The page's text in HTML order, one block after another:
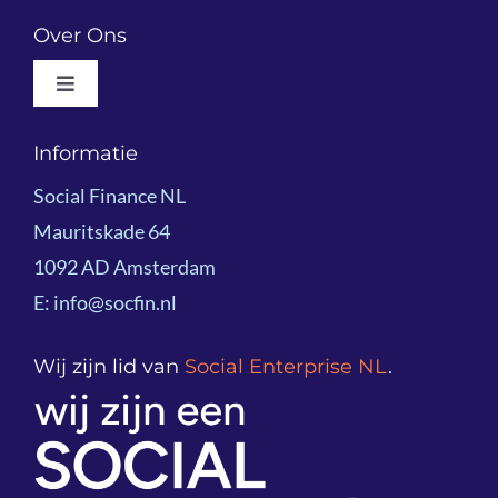
Wat We Doen
Resultaatgericht Financieren
Kennisdeling
Onze klanten
Podcast
Over Ons
Toggle
Wie We Zijn
Bestuur
Partners
Informatie
Social Finance NL
Mauritskade 64
1092 AD Amsterdam
E: info@socfin.nl
Wij zijn lid van Social Enterprise NL.